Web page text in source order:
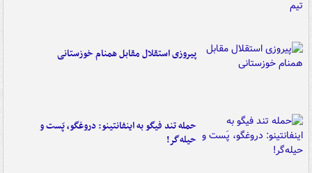
پیروزی استقلال مقابل همنام خوزستانی
حمله تند فیگو به اینفانتینو: دروغگو، پَست‌ و
حیله‌گر!